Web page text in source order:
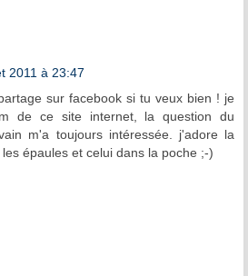
2011 à 23:47
sur facebook si tu veux bien ! je
de ce site internet, la question du
m'a toujours intéressée. j'adore la
épaules et celui dans la poche ;-)